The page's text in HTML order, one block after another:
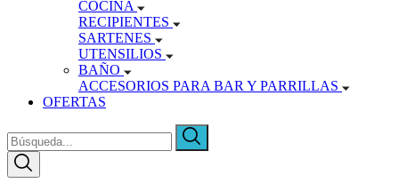
COCINA
RECIPIENTES
SARTENES
UTENSILIOS
BAÑO
ACCESORIOS PARA BAR Y PARRILLAS
OFERTAS